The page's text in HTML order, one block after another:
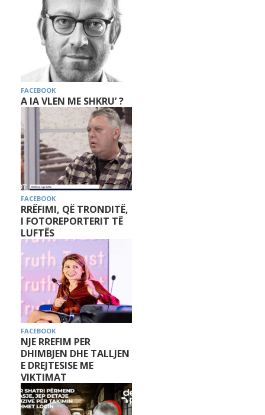
FACEBOOK
A IA VLEN ME SHKRU’ ?
FACEBOOK
RRËFIMI, QË TRONDITË,
I FOTOREPORTERIT TË
LUFTËS
FACEBOOK
NJE RREFIM PER
DHIMBJEN DHE TALLJEN
E DREJTESISE ME
VIKTIMAT